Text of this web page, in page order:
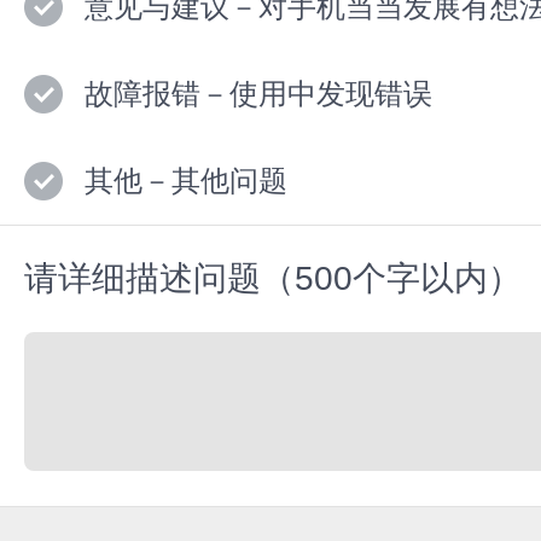
意见与建议－对手机当当发展有想
故障报错－使用中发现错误
其他－其他问题
请详细描述问题（500个字以内）